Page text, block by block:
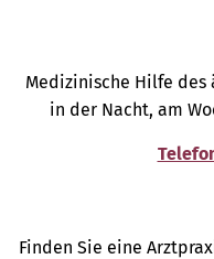
Medizinische Hilfe
in der Nacht, am
Finden Sie eine